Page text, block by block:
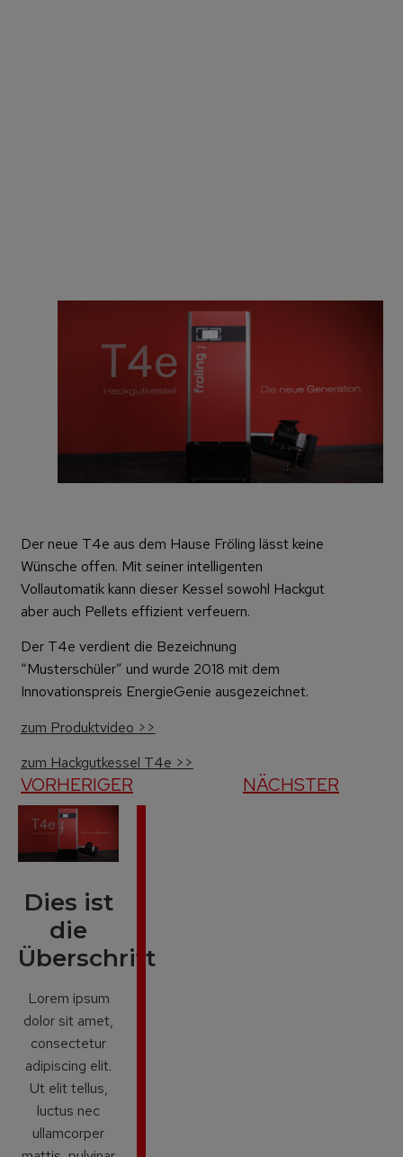
Der neue T4e aus dem Hause Fröling lässt keine
Wünsche offen. Mit seiner intelligenten
Vollautomatik kann dieser Kessel sowohl Hackgut
aber auch Pellets effizient verfeuern.
Der T4e verdient die Bezeichnung
“Musterschüler” und wurde 2018 mit dem
Innovationspreis EnergieGenie ausgezeichnet.
zum Produktvideo >>
zum Hackgutkessel T4e >>
VORHERIGER NÄCHSTER
Dies ist
die
Überschrift
Lorem ipsum
dolor sit amet,
consectetur
adipiscing elit.
Ut elit tellus,
luctus nec
ullamcorper